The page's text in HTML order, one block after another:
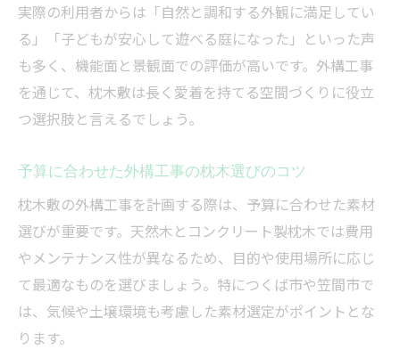
現地調査で確認すべき外構工事の重要ポイ
ント
複数業者による外構工事の比較検討方法を
解説
外構工事の見積もり依頼時の注意点と交渉
外構工事で失敗しない新築枕木敷のチェッ
ク項目
新築の外構に最適な枕木敷の選び方を解説
外構工事で枕木敷を採用する際のデザイン
実際の利用者からは「自然と調和する外観に満足してい
る」「子どもが安心して遊べる庭になった」といった声
も多く、機能面と景観面での評価が高いです。外構工事
を通じて、枕木敷は長く愛着を持てる空間づくりに役立
つ選択肢と言えるでしょう。
予算に合わせた外構工事の枕木選びのコツ
枕木敷の外構工事を計画する際は、予算に合わせた素材
選びが重要です。天然木とコンクリート製枕木では費用
やメンテナンス性が異なるため、目的や使用場所に応じ
て最適なものを選びましょう。特につくば市や笠間市で
は、気候や土壌環境も考慮した素材選定がポイントとな
ります。